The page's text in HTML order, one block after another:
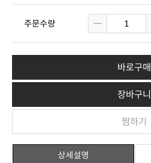
주문수량
바로구매
장바구니
찜하기
상세설명